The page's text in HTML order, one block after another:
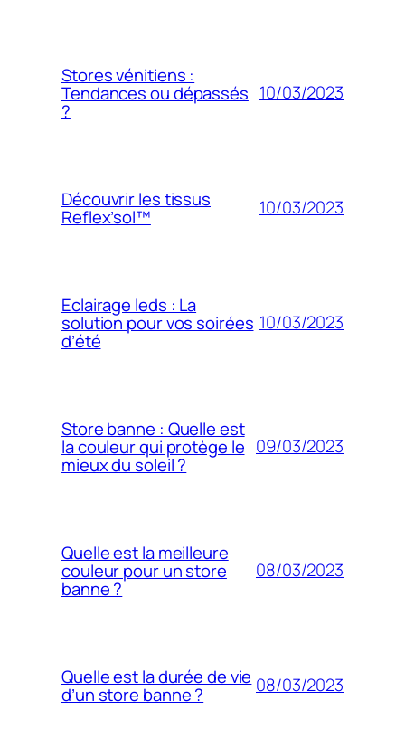
Stores vénitiens :
Tendances ou dépassés
?
10/03/2023
Découvrir les tissus
Reflex’sol™ 10/03/2023
Eclairage leds : La
solution pour vos soirées
d’été
10/03/2023
Store banne : Quelle est
la couleur qui protège le
mieux du soleil ?
09/03/2023
Quelle est la meilleure
couleur pour un store
banne ?
08/03/2023
Quelle est la durée de vie
d’un store banne ? 08/03/2023